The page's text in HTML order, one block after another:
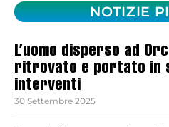
NOTIZIE
L’uomo disperso ad
ritrovato e portato in
interventi
30 Settembre 2025